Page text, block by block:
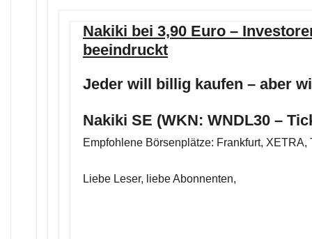
Nakiki bei 3,90 Euro –
beeindruckt
Jeder will billig kaufen – aber
Nakiki SE (WKN: WNDL30 –
Empfohlene Börsenplätze: Frankfurt, XETRA,
Liebe Leser, liebe Abonnenten,